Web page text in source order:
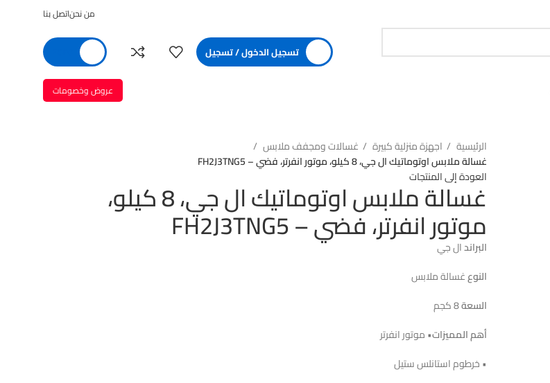
من نحناتصل بنا
تسجيل الدخول / تسجيل
عروض وخصومات
الرئيسية اجهزة منزلية كبيرة
غسالات ومجفف ملابس
غسالة ملابس اوتوماتيك ال جي، 8 كيلو، موتور انفرتر، فضي – FH2J3TNG5
العودة إلى المنتجات
غسالة ملابس اوتوماتيك ال جي، 8 كيلو،
موتور انفرتر، فضي – FH2J3TNG5
البراندال جي
النوعغسالة ملابس
السعة8 كجم
أهم المميزات• موتور انفرتر
• خرطوم استانلس ستيل